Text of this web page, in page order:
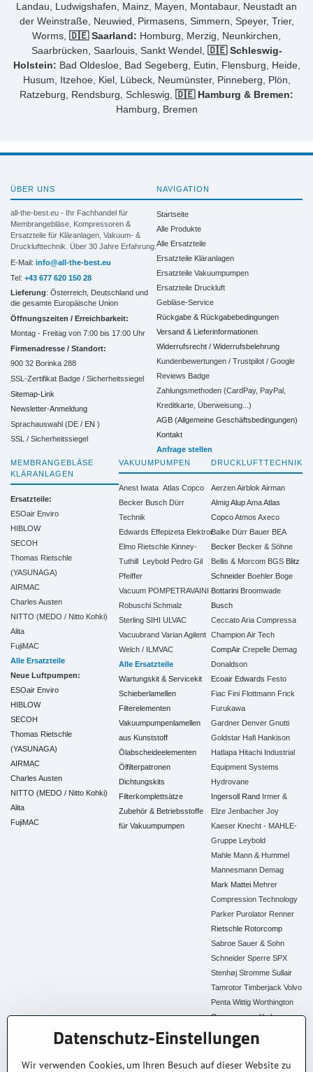
Landau, Ludwigshafen, Mainz, Mayen, Montabaur, Neustadt an
der Weinstraße, Neuwied, Pirmasens, Simmern, Speyer, Trier,
Worms, 🇩🇪 Saarland: Homburg, Merzig, Neunkirchen,
Saarbrücken, Saarlouis, Sankt Wendel, 🇩🇪 Schleswig-
Holstein: Bad Oldesloe, Bad Segeberg, Eutin, Flensburg, Heide,
Husum, Itzehoe, Kiel, Lübeck, Neumünster, Pinneberg, Plön,
Ratzeburg, Rendsburg, Schleswig, 🇩🇪 Hamburg & Bremen:
Hamburg, Bremen
ÜBER UNS
all-the-best.eu - Ihr Fachhandel für
Membrangebläse, Kompressoren &
Ersatzteile für Kläranlagen, Vakuum- &
Drucklufttechnik. Über 30 Jahre Erfahrung.
E-Mail: info@all-the-best.eu
Tel: +43 677 620 150 28
Lieferung: Österreich, Deutschland und
die gesamte Europäische Union
Öffnungszeiten / Erreichbarkeit:
Montag - Freitag von 7:00 bis 17:00 Uhr
Firmenadresse / Standort:
900 32 Borinka 288
SSL-Zertifikat Badge / Sicherheitssiegel
Sitemap-Link
Newsletter-Anmeldung
Sprachauswahl (DE / EN )
SSL / Sicherheitssiegel
NAVIGATION
Startseite
Alle Produkte
Alle Ersatzteile
Ersatzteile Kläranlagen
Ersatzteile Vakuumpumpen
Ersatzteile Druckluft
Gebläse-Service
Rückgabe & Rückgabebedingungen
Versand & Lieferinformationen
Widerrufsrecht / Widerrufsbelehrung
Kundenbewertungen / Trustpilot / Google
Reviews Badge
Zahlungsmethoden (CardPay, PayPal,
Kreditkarte, Überweisung...)
AGB (Allgemeine Geschäftsbedingungen)
Kontakt
Anfrage stellen
MEMBRANGEBLÄSE
KLÄRANLAGEN
Ersatzteile:
ESOair Enviro
HIBLOW
SECOH
Thomas Rietschle
(YASUNAGA)
AIRMAC
Charles Austen
NITTO (MEDO / Nitto Kohki)
Alita
FujiMAC
Alle Ersatzteile
Neue Luftpumpen:
ESOair Enviro
HIBLOW
SECOH
Thomas Rietschle
(YASUNAGA)
AIRMAC
Charles Austen
NITTO (MEDO / Nitto Kohki)
Alita
FujiMAC
VAKUUMPUMPEN
Anest Iwata Atlas Copco
Becker Busch Dürr
Technik
Edwards Effepizeta Elektror
Elmo Rietschle Kinney-
Tuthill Leybold Pedro Gil
Pfeiffer
Vacuum POMPETRAVAINI
Robuschi Schmalz
Sterling SIHI ULVAC
Vacuubrand Varian Agilent
Welch / ILMVAC
Alle Ersatzteile
Wartungskit & Servicekit
Schieberlamellen
Filterelementen
Vakuumpumpenlamellen
aus Kunststoff
Ölabscheideelementen
Ölfilterpatronen
Dichtungskits
Filterkomplettsätze
Zubehör & Betriebsstoffe
für Vakuumpumpen
DRUCKLUFTTECHNIK
AerzenAirblok Airman
Almig Alup Ama Atlas
Copco Atmos Axeco
Balke Dürr Bauer BEA
Becker Becker & Söhne
Bellis & Morcom BGS Blitz
Schneider Boehler Boge
Bottarini Broomwade
Busch
Ceccato Aria Compressa
Champion Air Tech
CompAir Crepelle Demag
Donaldson
Ecoair Edwards Festo
Fiac Fini Flottmann Frick
Furukawa
Gardner Denver Gnutti
Goldstar Hafi Hankison
Hatlapa Hitachi Industrial
Equipment Systems
Hydrovane
Ingersoll Rand Irmer &
Elze Jenbacher Joy
Kaeser Knecht - MAHLE-
Gruppe Leybold
Mahle Mann & Hummel
Mannesmann Demag
Mark Mattei Mehrer
Compression Technology
Parker Purolator Renner
Rietschle Rotorcomp
Sabroe Sauer & Sohn
Schneider Sperre SPX
Stenhøj Stromme Sullair
Tamrotor Timberjack Volvo
Penta Wittig Worthington
Creyssensac York
Alle Ersatzteile
Datenschutz-Einstellungen
Wir verwenden Cookies, um Ihren Besuch auf dieser Website zu